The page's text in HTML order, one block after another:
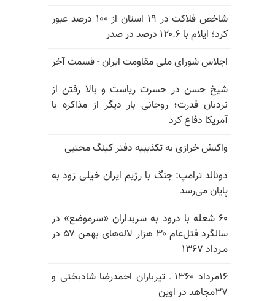
شاخص فلاکت در ۱۹ استان از ۱۰۰ درصد عبور
کرد؛ ایلام با ۱۲۰.۶ درصد در صدر
اجلاس شورای ملی مقاومت ایران - قسمت آخر
شیخ حسن در حسرت ریاست و بالا رفتن از
نردبان قدرت؛ روحانی بار دیگر از مذاکره با
آمریکا دفاع کرد
واکنش خرازی به تکذیبیه دفتر کینگ مجتبی
دونالد ترامپ: جنگ با رژیم ایران خیلی زود به
پایان می‌رسد
۶۰ شعله با درود به سربداران «سرموضع» در
سالگرد قتل‌عام ۳۰ هزار لاله‌های بهمن ۵۷ در
مـرداد ۱۳۶۷
۱۶مرداد ۱۳۶۰ ـ تیرباران احمدرضا شادبختی و
۳۷مجاهد در اوین